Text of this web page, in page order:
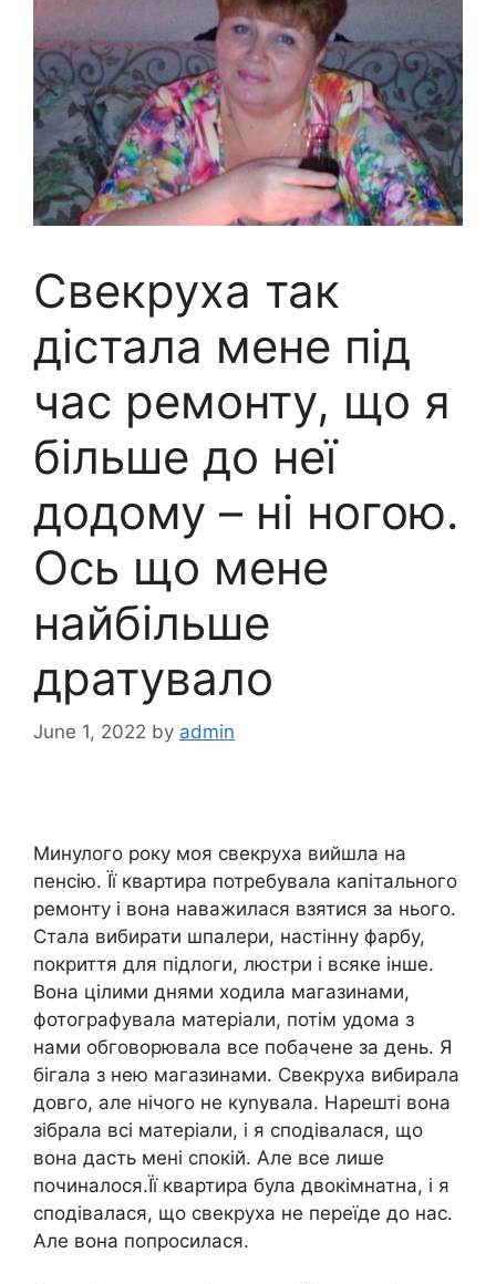
Свекруха так
дістала мене під
час ремонту, що я
більше до неї
додому – ні ногою.
Ось що мене
найбільше
дратувало
June 1, 2022 by admin
Минулого року моя свекруха вийшла на
пенсію. Її квартира потребувала капітального
ремонту і вона наважилася взятися за нього.
Стала вибирати шпалери, настінну фарбу,
покриття для підлоги, люстри і всяке інше.
Вона цілими днями ходила магазинами,
фотографувала матеріали, потім удома з
нами обговорювала все побачене за день. Я
бігала з нею магазинами. Свекруха вибирала
довго, але нічого не куnувала. Нарешті вона
зібрала всі матеріали, і я сподівалася, що
вона дасть мені спокій. Але все лише
починалося.Її квартира була двокімнатна, і я
сподівалася, що свекруха не переїде до нас.
Але вона попросилася.